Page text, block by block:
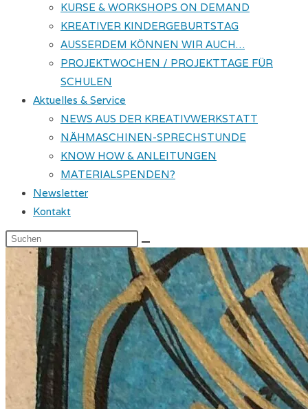
KURSE & WORKSHOPS ON DEMAND
KREATIVER KINDERGEBURTSTAG
AUSSERDEM KÖNNEN WIR AUCH…
PROJEKTWOCHEN / PROJEKTTAGE FÜR
SCHULEN
Aktuelles & Service
NEWS AUS DER KREATIVWERKSTATT
NÄHMASCHINEN-SPRECHSTUNDE
KNOW HOW & ANLEITUNGEN
MATERIALSPENDEN?
Newsletter
Kontakt